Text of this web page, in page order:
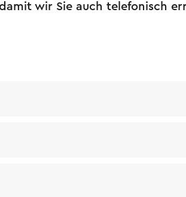
wir Sie auch telefonisch